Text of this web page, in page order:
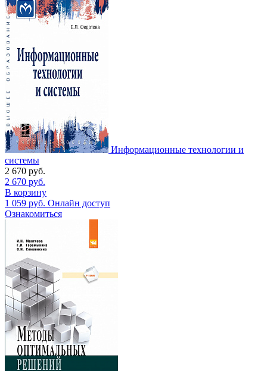
Информационные технологии и
системы
2 670 руб.
2 670 руб.
В корзину
1 059 руб. Онлайн доступ
Ознакомиться